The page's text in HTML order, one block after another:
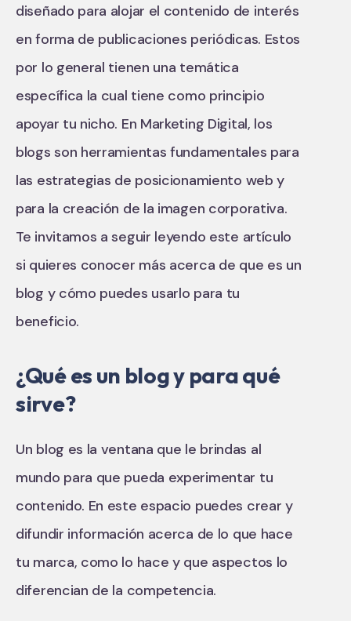
diseñado para alojar el contenido de interés
en forma de publicaciones periódicas. Estos
por lo general tienen una temática
específica la cual tiene como principio
apoyar tu nicho. En Marketing Digital, los
blogs son herramientas fundamentales para
las estrategias de posicionamiento web y
para la creación de la imagen corporativa.
Te invitamos a seguir leyendo este artículo
si quieres conocer más acerca de que es un
blog y cómo puedes usarlo para tu
beneficio.
¿Qué es un blog y para qué
sirve?
Un blog es la ventana que le brindas al
mundo para que pueda experimentar tu
contenido. En este espacio puedes crear y
difundir información acerca de lo que hace
tu marca, como lo hace y que aspectos lo
diferencian de la competencia.